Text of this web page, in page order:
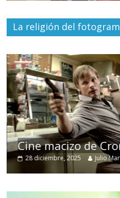
La religión del
Cine macizo de
28 diciembre, 2025 Julio